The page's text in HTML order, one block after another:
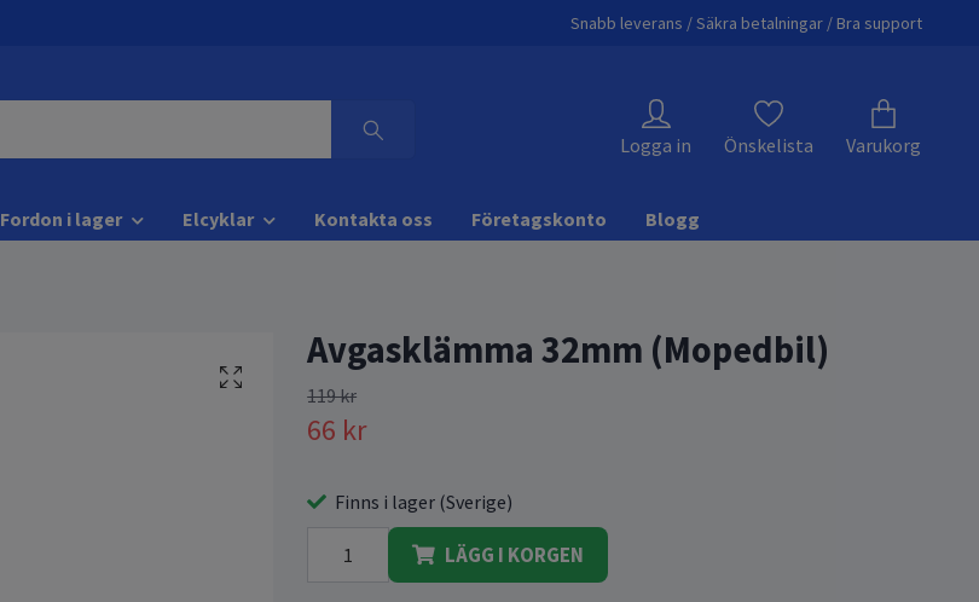
Snabb leverans / Säkra betalningar / Bra support
Logga in Önskelista Varukorg
Fordon i lager Elcyklar Kontakta oss Företagskonto Blogg
Avgasklämma 32mm (Mopedbil)
119 kr
66 kr
Finns i lager (Sverige)
LÄGG I KORGEN